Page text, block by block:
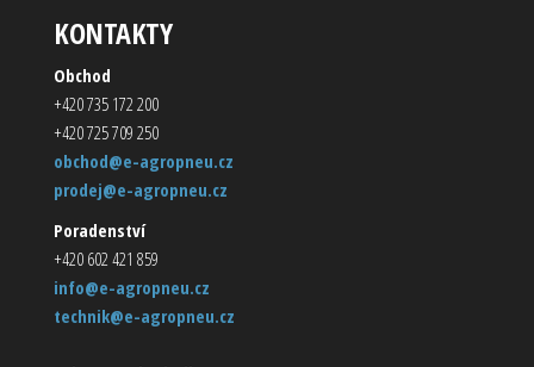
KONTAKTY
Obchod
+420 735 172 200
+420 725 709 250
obchod@e-agropneu.cz
prodej@e-agropneu.cz
Poradenství
+420 602 421 859
info@e-agropneu.cz
technik@e-agropneu.cz